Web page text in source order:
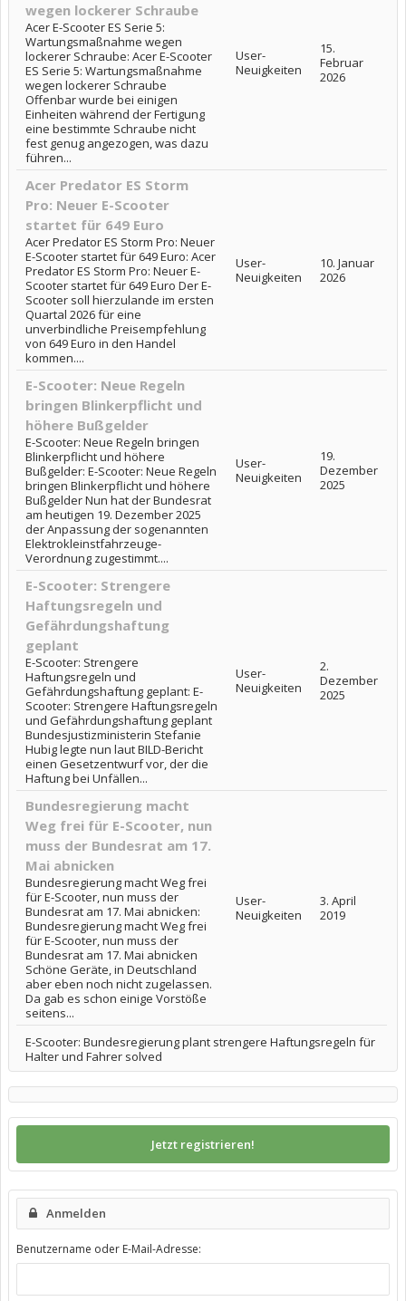
wegen lockerer Schraube
Acer E-Scooter ES Serie 5:
Wartungsmaßnahme wegen
lockerer Schraube: Acer E-Scooter
ES Serie 5: Wartungsmaßnahme
wegen lockerer Schraube
Offenbar wurde bei einigen
Einheiten während der Fertigung
eine bestimmte Schraube nicht
fest genug angezogen, was dazu
führen...
User-
Neuigkeiten
15.
Februar
2026
Acer Predator ES Storm
Pro: Neuer E-Scooter
startet für 649 Euro
Acer Predator ES Storm Pro: Neuer
E-Scooter startet für 649 Euro: Acer
Predator ES Storm Pro: Neuer E-
Scooter startet für 649 Euro Der E-
Scooter soll hierzulande im ersten
Quartal 2026 für eine
unverbindliche Preisempfehlung
von 649 Euro in den Handel
kommen....
User-
Neuigkeiten
10. Januar
2026
E-Scooter: Neue Regeln
bringen Blinkerpflicht und
höhere Bußgelder
E-Scooter: Neue Regeln bringen
Blinkerpflicht und höhere
Bußgelder: E-Scooter: Neue Regeln
bringen Blinkerpflicht und höhere
Bußgelder Nun hat der Bundesrat
am heutigen 19. Dezember 2025
der Anpassung der sogenannten
Elektrokleinstfahrzeuge-
Verordnung zugestimmt....
User-
Neuigkeiten
19.
Dezember
2025
E-Scooter: Strengere
Haftungsregeln und
Gefährdungshaftung
geplant
E-Scooter: Strengere
Haftungsregeln und
Gefährdungshaftung geplant: E-
Scooter: Strengere Haftungsregeln
und Gefährdungshaftung geplant
Bundesjustizministerin Stefanie
Hubig legte nun laut BILD-Bericht
einen Gesetzentwurf vor, der die
Haftung bei Unfällen...
User-
Neuigkeiten
2.
Dezember
2025
Bundesregierung macht
Weg frei für E-Scooter, nun
muss der Bundesrat am 17.
Mai abnicken
Bundesregierung macht Weg frei
für E-Scooter, nun muss der
Bundesrat am 17. Mai abnicken:
Bundesregierung macht Weg frei
für E-Scooter, nun muss der
Bundesrat am 17. Mai abnicken
Schöne Geräte, in Deutschland
aber eben noch nicht zugelassen.
Da gab es schon einige Vorstöße
seitens...
User-
Neuigkeiten
3. April
2019
E-Scooter: Bundesregierung plant strengere Haftungsregeln für
Halter und Fahrer solved
Jetzt registrieren!
Anmelden
Benutzername oder E-Mail-Adresse: